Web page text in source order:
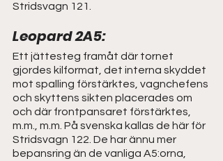
Stridsvagn 121.
Leopard 2A5:
Ett jättesteg framåt där tornet
gjordes kilformat, det interna skyddet
mot spalling förstärktes, vagnchefens
och skyttens sikten placerades om
och där frontpansaret förstärktes,
m.m., m.m. På svenska kallas de här för
Stridsvagn 122. De har ännu mer
bepansring än de vanliga A5:orna,